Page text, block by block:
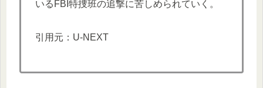
いるFBI特捜班の追撃に苦しめられていく。
引用元：U-NEXT